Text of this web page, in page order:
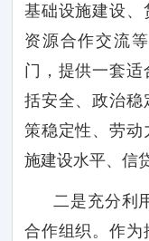
基础设施建设、
资源合作交流
门，提供一套
括安全、政治稳
策稳定性、劳动
施建设水平、信
二是充分利
合作组织。作为